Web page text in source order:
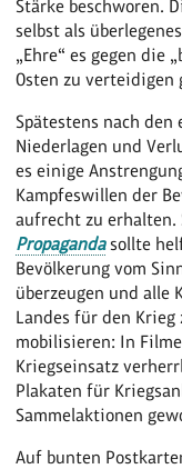
Stärke beschworen.
selbst als
„Ehre“ es gegen die
Osten zu verteidigen
Spätestens nach den
Niederlagen und
es einige
Kampfeswillen der
aufrecht zu erhalten.
Propagandasollte
Bevölkerung vom
überzeugen und alle
Landes für den Krieg
mobilisieren: In
Kriegseinsatz
Plakaten für
Sammelaktionen
Auf bunten